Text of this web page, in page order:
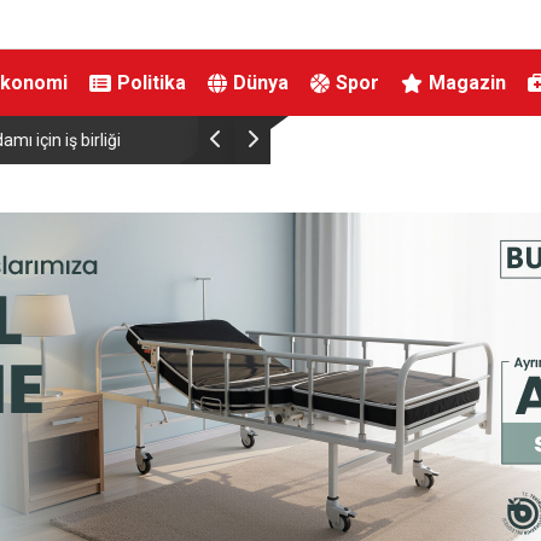
Politika Dünya Spor Magazin
var” Resul Dindar ve Ümit Yaşar, Kastamonu’da